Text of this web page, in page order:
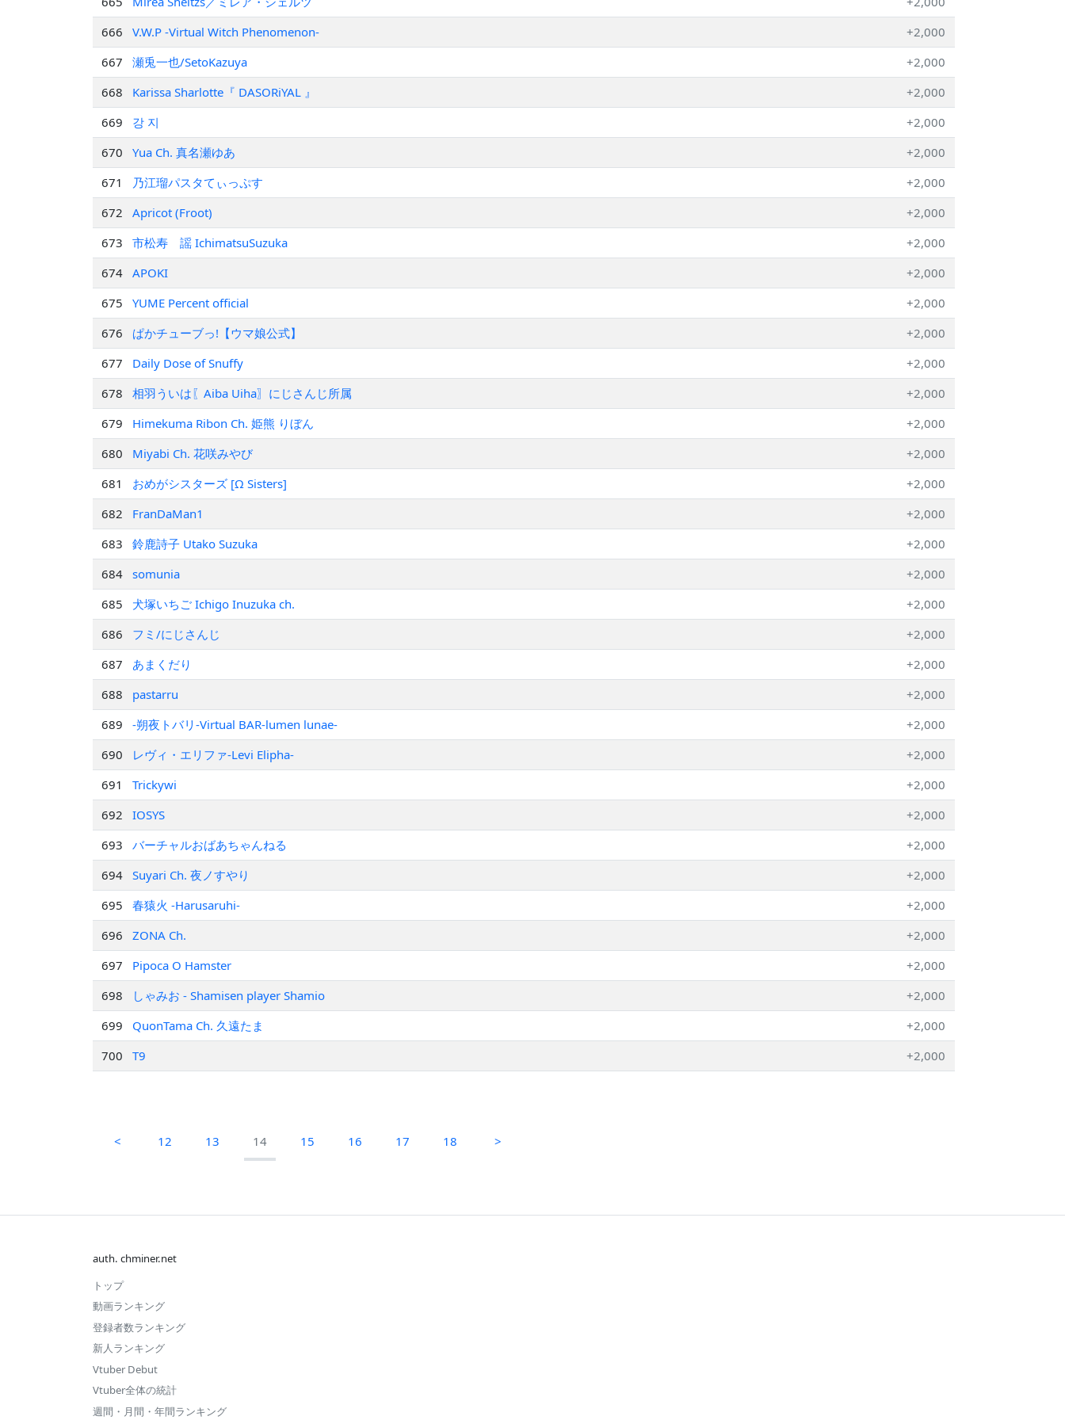
666
V.W.P -Virtual Witch Phenomenon-
+2,000
667
瀬兎一也/SetoKazuya
+2,000
668
Karissa Sharlotte『 DASORiYAL 』
+2,000
669
강 지
+2,000
670
Yua Ch. 真名瀬ゆあ
+2,000
671
乃江瑠パスタてぃっぷす
+2,000
672
Apricot (Froot)
+2,000
673
市松寿ゞ謡 IchimatsuSuzuka
+2,000
674 APOKI
+2,000
675
YUME Percent official
+2,000
676
ぱかチューブっ!【ウマ娘公式】
+2,000
677
Daily Dose of Snuffy
+2,000
678
相羽ういは〖Aiba Uiha〗にじさんじ所属
+2,000
679
Himekuma Ribon Ch. 姫熊 りぼん
+2,000
680
Miyabi Ch. 花咲みやび
+2,000
681
おめがシスターズ [Ω Sisters]
+2,000
682
FranDaMan1
+2,000
683
鈴鹿詩子 Utako Suzuka
+2,000
684 somunia
+2,000
685
犬塚いちご Ichigo Inuzuka ch.
+2,000
686
フミ/にじさんじ
+2,000
687
あまくだり
+2,000
688
pastarru
+2,000
689
-朔夜トバリ-Virtual BAR-lumen lunae-
+2,000
690
レヴィ・エリファ-Levi Elipha-
+2,000
691
Trickywi
+2,000
692
IOSYS
+2,000
693
バーチャルおばあちゃんねる
+2,000
694 Suyari Ch. 夜ノすやり
+2,000
695
春猿火 -Harusaruhi-
+2,000
696
ZONA Ch.
+2,000
697
Pipoca O Hamster
+2,000
698
しゃみお - Shamisen player Shamio
+2,000
699
QuonTama Ch. 久遠たま
+2,000
700
T9 +2,000
< 12 13 14 15 16 17 18 >
auth. chminer.net
トップ
動画ランキング
登録者数ランキング
新人ランキング
Vtuber Debut
Vtuber全体の統計
週間・月間・年間ランキング